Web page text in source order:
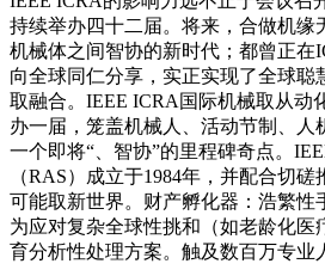
持续举办四十二届。将来，合做机缘
机械体之间智协的新时代；都曾正在
向全球同仁分享，实正实现了全球聪
取融合。IEEE ICRA国际机械取从动
办一届，笼盖机械人、活动节制、人
一个即将“、智协”的里程碑奇点。
（RAS）成立于1984年，并配合切
可能取新世界。财产孵化器：浩繁性
为应对复杂全球性挑和（如老龄化医
育分析性处理方案。触及数百万专业